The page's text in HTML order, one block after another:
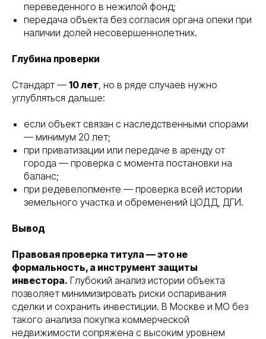
переведенного в нежилой фонд;
передача объекта без согласия органа опеки при
наличии долей несовершеннолетних.
Глубина проверки
Стандарт — 10 лет, но в ряде случаев нужно
углубляться дальше:
если объект связан с наследственными спорами
— минимум 20 лет;
при приватизации или передаче в аренду от
города — проверка с момента постановки на
баланс;
при редевелопменте — проверка всей истории
земельного участка и обременений ЦОДД, ДГИ.
Вывод
Правовая проверка титула — это не
формальность, а инструмент защиты
инвестора. Глубокий анализ истории объекта
позволяет минимизировать риски оспаривания
сделки и сохранить инвестиции. В Москве и МО без
такого анализа покупка коммерческой
недвижимости сопряжена с высоким уровнем